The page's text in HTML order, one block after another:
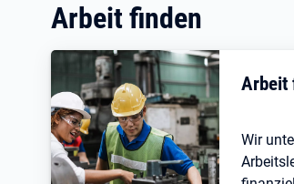
Arbeit finden
Arbeit
Wir